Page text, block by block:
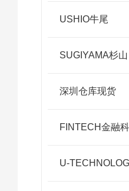
USHIO牛尾
SUGIYAMA杉山
深圳仓库现货
FINTECH金融
U-